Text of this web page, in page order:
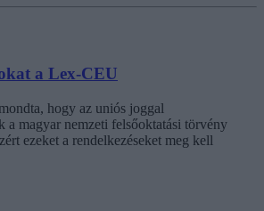
a Lex-CEU
hogy az uniós joggal
a magyar nemzeti felsőoktatási törvény
ezeket a rendelkezéseket meg kell